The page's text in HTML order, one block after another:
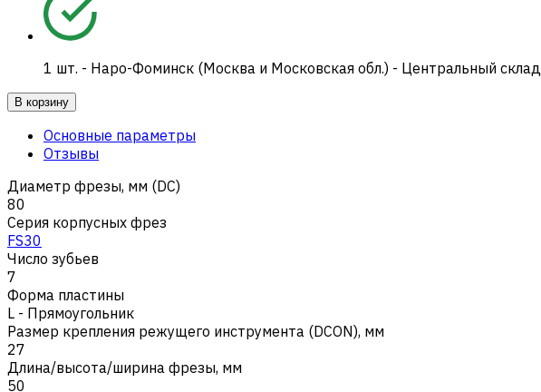
1 шт. - Наро-Фоминск (Москва и Московская обл.) - Центральный склад
В корзину
Основные параметры
Отзывы
Диаметр фрезы, мм (DC)
80
Серия корпусных фрез
FS30
Число зубьев
7
Форма пластины
L - Прямоугольник
Размер крепления режущего инструмента (DCON), мм
27
Длина/высота/ширина фрезы, мм
50